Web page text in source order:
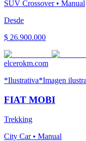
SUV Crossover• Manual
Desde
$ 26.900.000
elcerokm.com
*Ilustrativa*Imagen
FIAT MOBI
Trekking
City Car• Manual